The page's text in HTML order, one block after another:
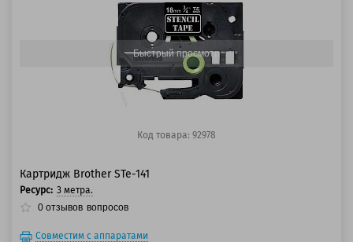
Быстрый просмотр
Код товара: 92978
Картридж Brother STe-141
Ресурс: 3 метра.
0 отзывов вопросов
Совместим с аппаратами